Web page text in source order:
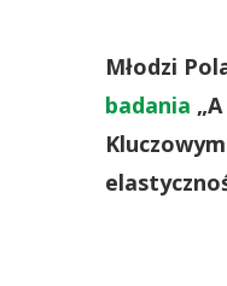
Młodzi
badania